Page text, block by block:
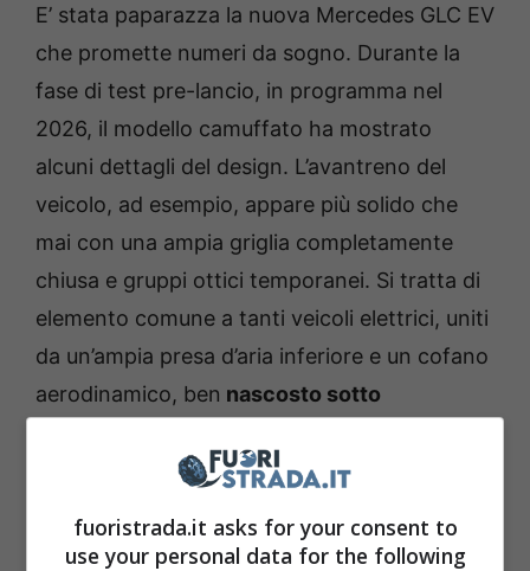
E’ stata paparazza la nuova Mercedes GLC EV
che promette numeri da sogno. Durante la
fase di test pre-lancio, in programma nel
2026, il modello camuffato ha mostrato
alcuni dettagli del design. L’avantreno del
veicolo, ad esempio, appare più solido che
mai con una ampia griglia completamente
chiusa e gruppi ottici temporanei. Si tratta di
elemento comune a tanti veicoli elettrici, uniti
da un’ampia presa d’aria inferiore e un cofano
aerodinamico, ben nascosto sotto
brand della Stella a tre punte sono stati bravi
fuoristrada.it asks for your consent to
use your personal data for the following